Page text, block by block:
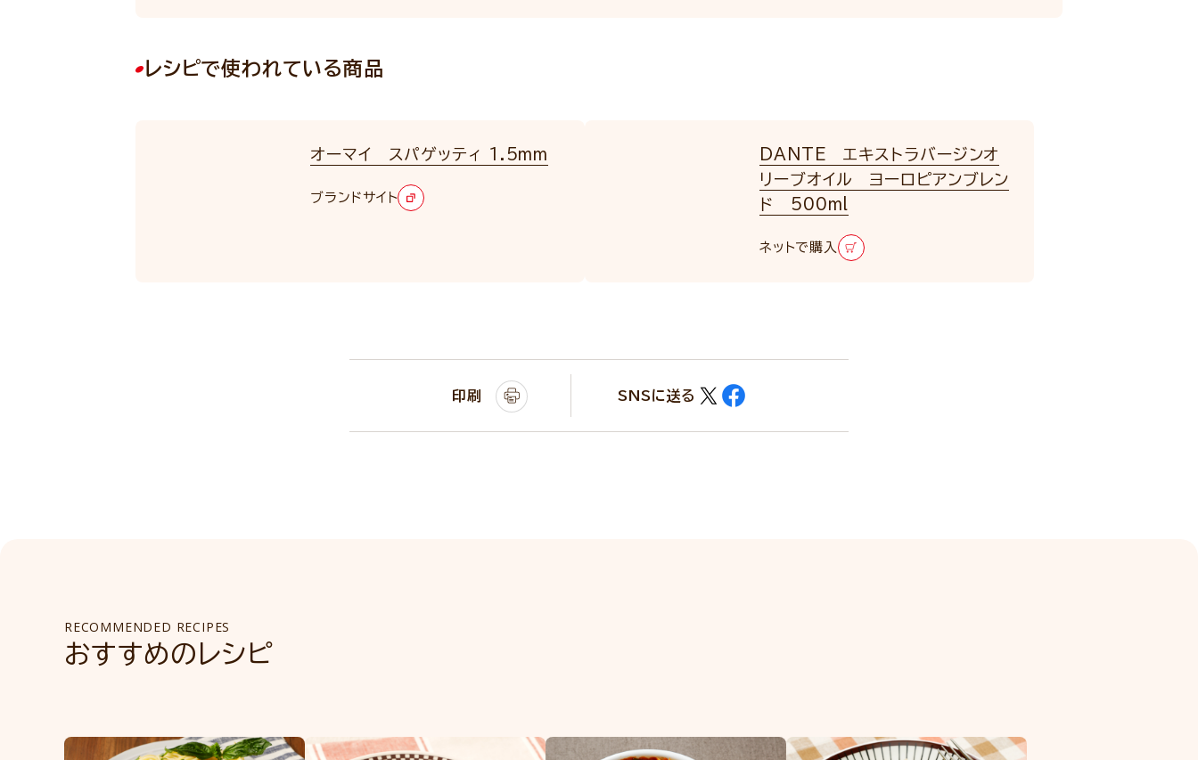
レシピで使われている商品
オーマイ スパゲッティ 1.5mm
ブランドサイト
DANTE エキストラバージンオ
リーブオイル ヨーロピアンブレン
ド 500ml
ネットで購入
印刷 SNSに送る
RECOMMENDED RECIPES
おすすめのレシピ